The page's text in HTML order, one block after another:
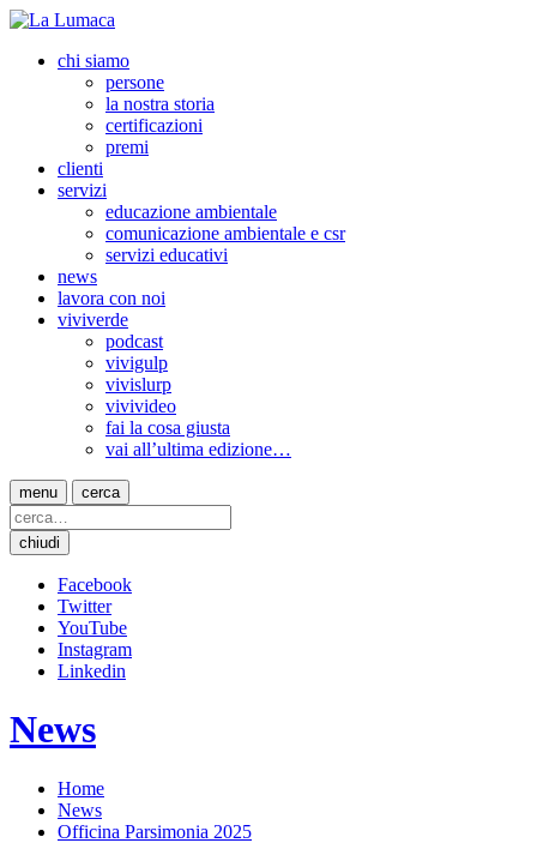
chi siamo
persone
la nostra storia
certificazioni
premi
clienti
servizi
educazione ambientale
comunicazione ambientale e csr
servizi educativi
news
lavora con noi
viviverde
podcast
vivigulp
vivislurp
vivivideo
fai la cosa giusta
vai all’ultima edizione…
menu cerca
chiudi
Facebook
Twitter
YouTube
Instagram
Linkedin
News
Home
News
Officina Parsimonia 2025